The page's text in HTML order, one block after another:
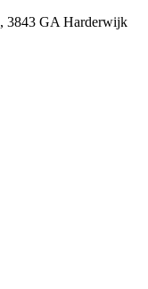
, 3843 GA Harderwijk